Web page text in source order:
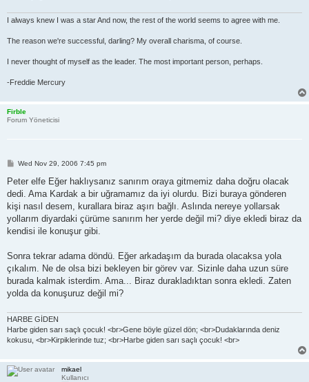
I always knew I was a star And now, the rest of the world seems to agree with me.
The reason we're successful, darling? My overall charisma, of course.
I never thought of myself as the leader. The most important person, perhaps.
-Freddie Mercury
Firble
Forum Yöneticisi
P
s
Wed Nov 29, 2006 7:45 pm
Peter elfe Eğer haklıysanız sanırım oraya gitmemiz daha doğru olacak
dedi. Ama Kardak a bir uğramamız da iyi olurdu. Bizi buraya gönderen
kişi nasıl desem, kurallara biraz aşırı bağlı. Aslında nereye yollarsak
yollarım diyardaki çürüme sanırım her yerde değil mi? diye ekledi biraz da
kendisi ile konuşur gibi.
Sonra tekrar adama döndü. Eğer arkadaşım da burada olacaksa yola
çıkalım. Ne de olsa bizi bekleyen bir görev var. Sizinle daha uzun süre
burada kalmak isterdim. Ama... Biraz durakladıktan sonra ekledi. Zaten
yolda da konuşuruz değil mi?
HARBE GİDEN
Harbe giden sarı saçlı çocuk! <br>Gene böyle güzel dön; <br>Dudaklarında deniz
kokusu, <br>Kirpiklerinde tuz; <br>Harbe giden sarı saçlı çocuk! <br>
mikael
Kullanıcı